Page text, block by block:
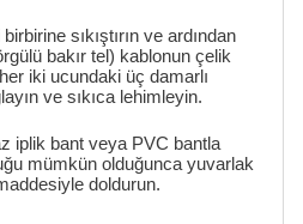
sıkıştırın ve ardından
bakır tel) kablonun çelik
iki ucundaki üç damarlı
ve sıkıca lehimleyin.
iplik bant veya PVC bantla
mümkün olduğunca yuvarlak
doldurun.